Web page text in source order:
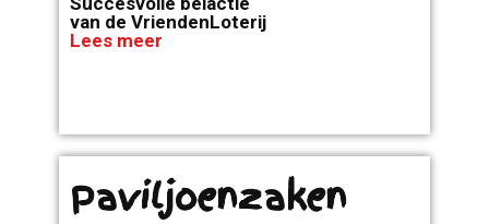
van de VriendenLoterij
Lees meer
Paviljoenzaken